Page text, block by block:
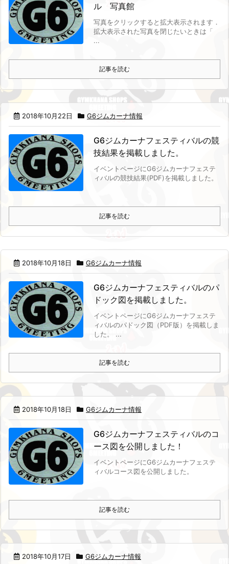
ル 写真館
写真をクリックすると拡大表示されます．
拡大表示された写真を閉じたいときは「
...
記事を読む
2018年10月22日 G6ジムカーナ情報
G6ジムカーナフェスティバルの競
技結果を掲載しました。
イベントページにG6ジムカーナフェステ
ィバルの競技結果(PDF)を掲載しました。
記事を読む
2018年10月18日 G6ジムカーナ情報
G6ジムカーナフェスティバルのパ
ドック図を掲載しました。
イベントページにG6ジムカーナフェステ
ィバルのパドック図（PDF版）を掲載しま
した。 ...
記事を読む
2018年10月18日 G6ジムカーナ情報
G6ジムカーナフェスティバルのコ
ース図を公開しました！
イベントページにG6ジムカーナフェステ
ィバルコース図を公開しました。
記事を読む
2018年10月17日 G6ジムカーナ情報